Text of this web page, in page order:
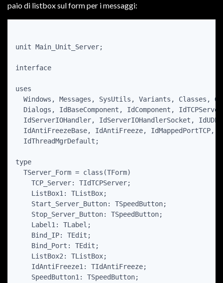
paio di listbox sul form per i messaggi:
unit Main_Unit_Server;
interface
uses
Windows, Messages, SysUtils, Variants, Classes,
Dialogs, IdBaseComponent, IdComponent,
IdServerIOHandler, IdServerIOHandlerSocket,
IdAntiFreezeBase, IdAntiFreeze, IdMappedPortTCP,
  IdThreadMgrDefault;
type
  TServer_Form = class(TForm)
    TCP_Server: TIdTCPServer;
    ListBox1: TListBox;
    Start_Server_Button: TSpeedButton;
    Stop_Server_Button: TSpeedButton;
    Label1: TLabel;
    Bind_IP: TEdit;
    Bind_Port: TEdit;
    ListBox2: TListBox;
    IdAntiFreeze1: TIdAntiFreeze;
    SpeedButton1: TSpeedButton;